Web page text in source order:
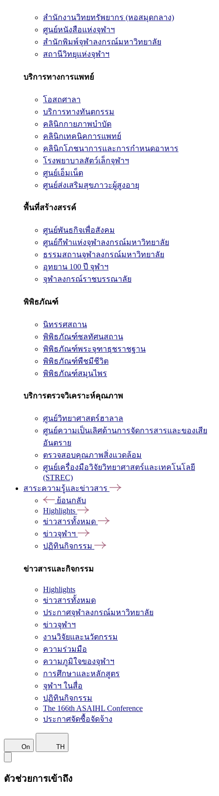
สำนักงานวิทยทรัพยากร (หอสมุดกลาง)
ศูนย์หนังสือแห่งจุฬาฯ
สำนักพิมพ์จุฬาลงกรณ์มหาวิทยาลัย
สถานีวิทยุแห่งจุฬาฯ
บริการทางการแพทย์
โอสถศาลา
บริการทางทันตกรรม
คลินิกกายภาพบำบัด
คลินิกเทคนิคการแพทย์
คลินิกโภชนาการและการกำหนดอาหาร
โรงพยาบาลสัตว์เล็กจุฬาฯ
ศูนย์เอ็มเน็ต
ศูนย์ส่งเสริมสุขภาวะผู้สูงอายุ
พื้นที่สร้างสรรค์
ศูนย์พันธกิจเพื่อสังคม
ศูนย์กีฬาแห่งจุฬาลงกรณ์มหาวิทยาลัย
ธรรมสถานจุฬาลงกรณ์มหาวิทยาลัย
อุทยาน 100 ปี จุฬาฯ
จุฬาลงกรณ์ราชบรรณาลัย
พิพิธภัณฑ์
นิทรรศสถาน
พิพิธภัณฑ์ชลทัศนสถาน
พิพิธภัณฑ์พระจุฑาธุชราชฐาน
พิพิธภัณฑ์พืชมีชีวิต
พิพิธภัณฑ์สมุนไพร
บริการตรวจวิเคราะห์คุณภาพ
ศูนย์วิทยาศาสตร์ฮาลาล
ศูนย์ความเป็นเลิศด้านการจัดการสารและของเสีย
อันตราย
ตรวจสอบคุณภาพสิ่งแวดล้อม
ศูนย์เครื่องมือวิจัยวิทยาศาสตร์และเทคโนโลยี
(STREC)
สาระความรู้และข่าวสาร
ย้อนกลับ
Highlights
ข่าวสารทั้งหมด
ข่าวจุฬาฯ
ปฏิทินกิจกรรม
ข่าวสารและกิจกรรม
Highlights
ข่าวสารทั้งหมด
ประกาศจุฬาลงกรณ์มหาวิทยาลัย
ข่าวจุฬาฯ
งานวิจัยและนวัตกรรม
ความร่วมมือ
ความภูมิใจของจุฬาฯ
การศึกษาและหลักสูตร
จุฬาฯ ในสื่อ
ปฏิทินกิจกรรม
The 166th ASAIHL Conference
ประกาศจัดซื้อจัดจ้าง
On TH
ตัวช่วยการเข้าถึง